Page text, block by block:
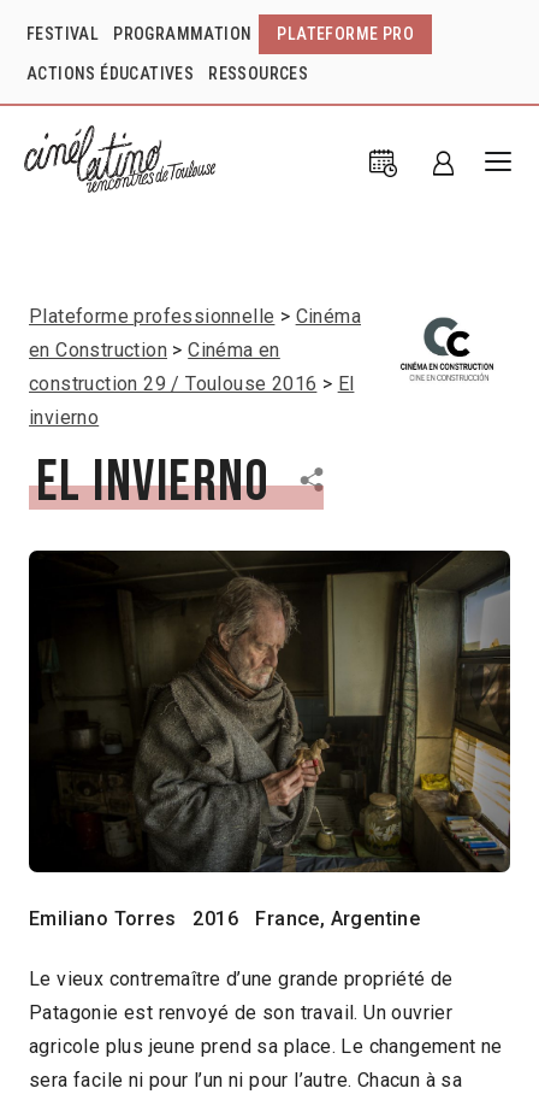
FESTIVAL PROGRAMMATION PLATEFORME PRO
ACTIONS ÉDUCATIVES RESSOURCES
Plateforme professionnelle
Cinéma
en Construction
Cinéma en
construction 29 / Toulouse 2016
El
invierno
El invierno
Emiliano Torres 2016 France, Argentine
Le vieux contremaître d’une grande propriété de
Patagonie est renvoyé de son travail. Un ouvrier
agricole plus jeune prend sa place. Le changement ne
sera facile ni pour l’un ni pour l’autre. Chacun à sa